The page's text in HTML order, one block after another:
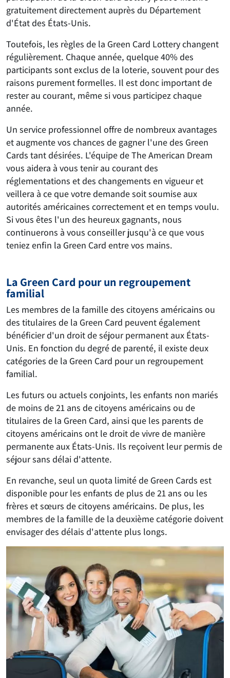
gratuitement directement auprès du Département
d'État des États-Unis.
Toutefois, les règles de la Green Card Lottery changent
régulièrement. Chaque année, quelque 40% des
participants sont exclus de la loterie, souvent pour des
raisons purement formelles. Il est donc important de
rester au courant, même si vous participez chaque
année.
Un service professionnel offre de nombreux avantages
et augmente vos chances de gagner l'une des Green
Cards tant désirées. L'équipe de The American Dream
vous aidera à vous tenir au courant des
réglementations et des changements en vigueur et
veillera à ce que votre demande soit soumise aux
autorités américaines correctement et en temps voulu.
Si vous êtes l'un des heureux gagnants, nous
continuerons à vous conseiller jusqu'à ce que vous
teniez enfin la Green Card entre vos mains.
La Green Card pour un regroupement
familial
Les membres de la famille des citoyens américains ou
des titulaires de la Green Card peuvent également
bénéficier d'un droit de séjour permanent aux États-
Unis. En fonction du degré de parenté, il existe deux
catégories de la Green Card pour un regroupement
familial.
Les futurs ou actuels conjoints, les enfants non mariés
de moins de 21 ans de citoyens américains ou de
titulaires de la Green Card, ainsi que les parents de
citoyens américains ont le droit de vivre de manière
permanente aux États-Unis. Ils reçoivent leur permis de
séjour sans délai d'attente.
En revanche, seul un quota limité de Green Cards est
disponible pour les enfants de plus de 21 ans ou les
frères et sœurs de citoyens américains. De plus, les
membres de la famille de la deuxième catégorie doivent
envisager des délais d'attente plus longs.